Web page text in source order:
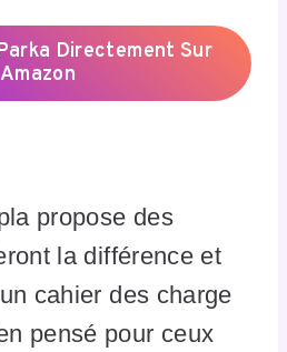
Directement Sur
Amazon
propose des
la différence et
cahier des charge
pensé pour ceux